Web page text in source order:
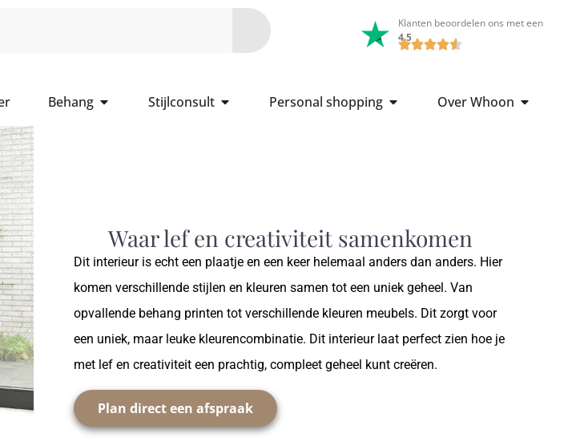
Klanten beoordelen ons met een
4.5
Behang Stijlconsult Personal shopping Over Whoon
Waar lef en creativiteit samenkomen
Dit interieur is echt een plaatje en een keer helemaal anders dan anders. Hier
komen verschillende stijlen en kleuren samen tot een uniek geheel. Van
opvallende behang printen tot verschillende kleuren meubels. Dit zorgt voor
een uniek, maar leuke kleurencombinatie. Dit interieur laat perfect zien hoe je
met lef en creativiteit een prachtig, compleet geheel kunt creëren.
Plan direct een afspraak